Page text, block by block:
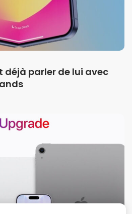
déjà parler de lui avec